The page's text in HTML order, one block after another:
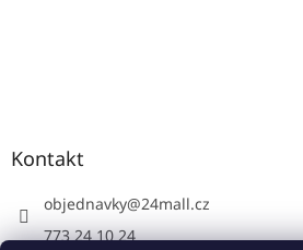
Kontakt
objednavky@24mall.cz
773 24 10 24